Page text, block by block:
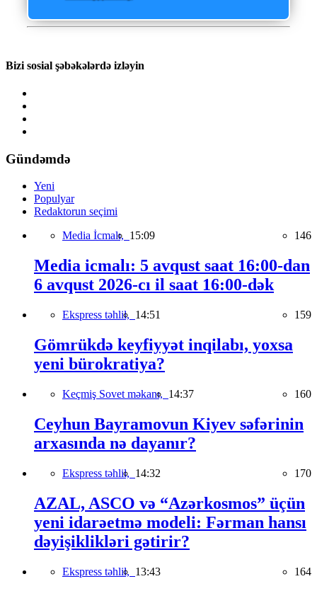
Bizi sosial şəbəkələrdə izləyin
Gündəmdə
Yeni
Populyar
Redaktorun seçimi
Media İcmalı, 15:09 146
Media icmalı: 5 avqust saat 16:00-dan
6 avqust 2026-cı il saat 16:00-dək
Ekspress təhlil, 14:51 159
Gömrükdə keyfiyyət inqilabı, yoxsa
yeni bürokratiya?
Keçmiş Sovet məkanı, 14:37 160
Ceyhun Bayramovun Kiyev səfərinin
arxasında nə dayanır?
Ekspress təhlil, 14:32 170
AZAL, ASCO və “Azərkosmos” üçün
yeni idarəetmə modeli: Fərman hansı
dəyişiklikləri gətirir?
Ekspress təhlil, 13:43 164